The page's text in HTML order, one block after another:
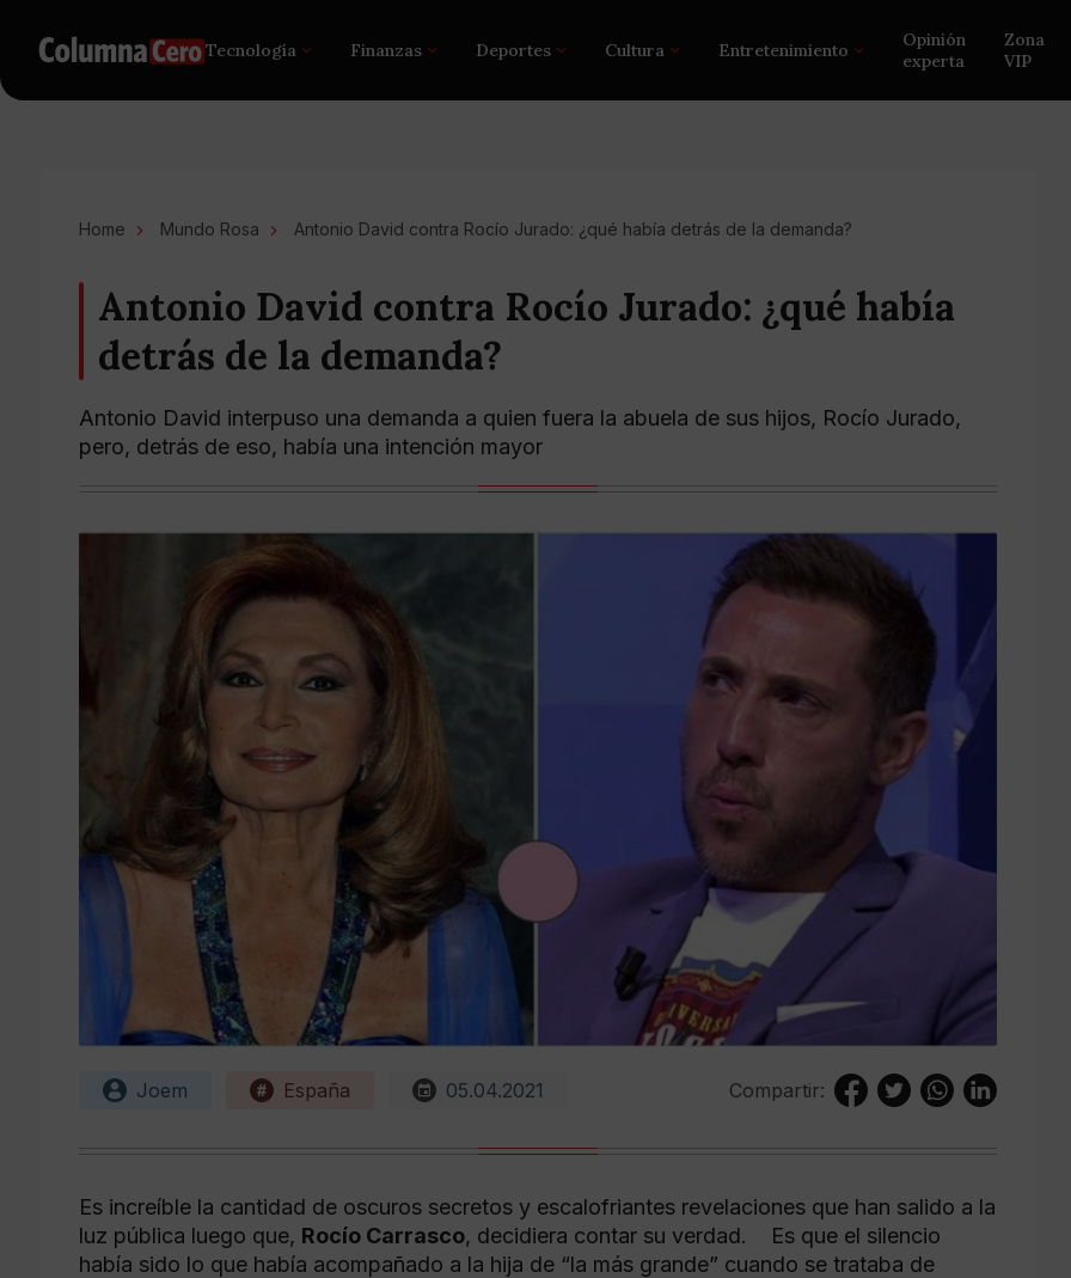
Tecnología Finanzas Deportes Cultura Entretenimiento
Opinión
experta
Zona
VIP
Home Mundo Rosa Antonio David contra Rocío Jurado: ¿qué había detrás de la demanda?
Antonio David contra Rocío Jurado: ¿qué había
detrás de la demanda?
Antonio David interpuso una demanda a quien fuera la abuela de sus hijos, Rocío Jurado,
pero, detrás de eso, había una intención mayor
Joem España 05.04.2021 Compartir:
Es increíble la cantidad de oscuros secretos y escalofriantes revelaciones que han salido a la
luz pública luego que, Rocío Carrasco, decidiera contar su verdad. Es que el silencio
había sido lo que había acompañado a la hija de “la más grande” cuando se trataba de